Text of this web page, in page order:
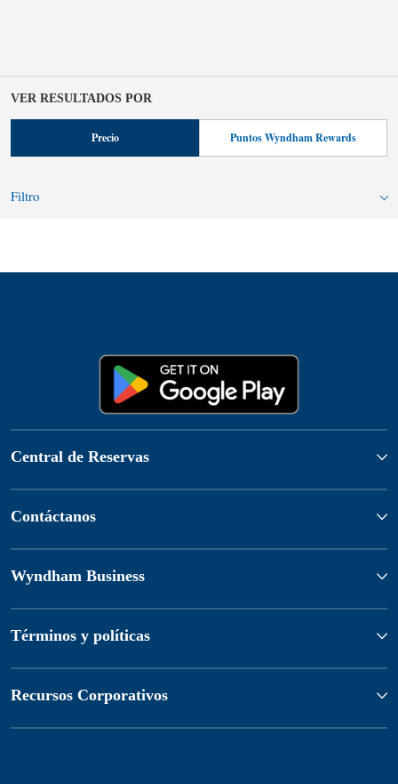
VER RESULTADOS POR
Precio Puntos Wyndham Rewards
Filtro
Central de Reservas
Contáctanos
Wyndham Business
Términos y políticas
Recursos Corporativos